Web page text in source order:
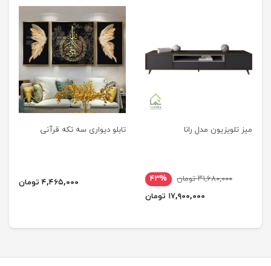
میز تلویزیون مدل رانا
۳۱,۶۸۰,۰۰۰ تومان
۴۳%
۱۷,۹۰۰,۰۰۰ تومان
تابلو دیواری سه تکه قرآنی
۴,۴۶۵,۰۰۰ تومان